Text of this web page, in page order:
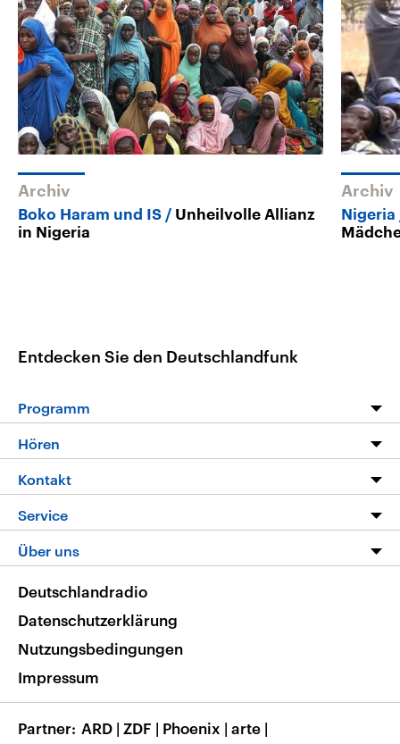
Archiv
Boko Haram und IS
Unheilvolle Allianz
in Nigeria
Archiv
Nigeria
Entdecken Sie den Deutschlandfunk
Programm
Programm
Die Nachrichten
Nachrichtenleicht
Neue Beiträge auf dlf.de
Hören
Livestream
Podcasts
Deutschlandfunk App
Nachrichten App
Frequenzen
Kontakt
Hörerservice
Service
FAQ
Veranstaltungen
Musikliste
RSS
Über uns
Barrierefreiheit
Deutschlandradio
Datenschutzerklärung
Nutzungsbedingungen
Impressum
Partner ARD | ZDF | Phoenix | arte |